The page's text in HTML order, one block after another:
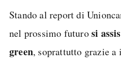
Stando al report di
nel prossimo futurosi
green, soprattutto grazie a